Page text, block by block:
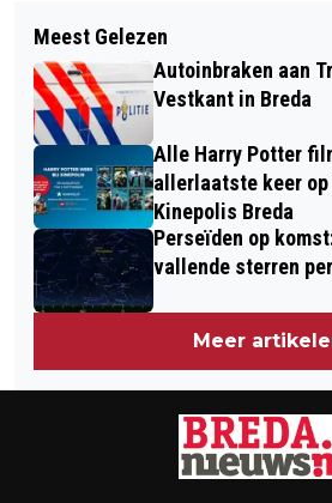
MAGISCHE
WEERWOLFJE &
MAAK HET MOOISTE
VAN HET JAAR: VERZIN
VOOR CARNAVAL 2027
Meest Gelezen
Autoinbraken aan
Vestkant in Breda
Alle Harry Potter
allerlaatste keer
Kinepolis Breda
Perseïden op
vallende sterren
Meer